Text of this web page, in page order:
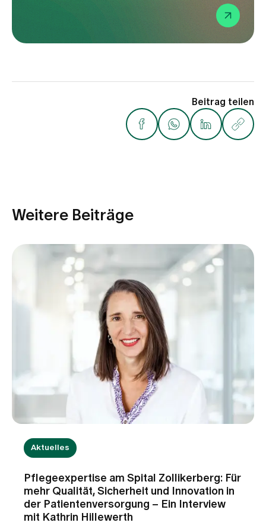
Beitrag teilen
Weitere Beiträge
Aktuelles
Pflegeexpertise am Spital Zollikerberg: Für
mehr Qualität, Sicherheit und Innovation in
der Patientenversorgung – Ein Interview
mit Kathrin Hillewerth